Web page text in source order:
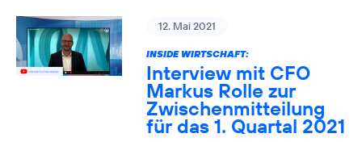
12. Mai 2021
INSIDE WIRTSCHAFT:
Interview mit CFO
Markus Rolle zur
Zwischenmitteilung
für das 1. Quartal 2021